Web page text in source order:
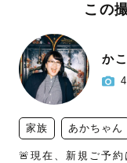
この
かこ
家族 あかちゃん